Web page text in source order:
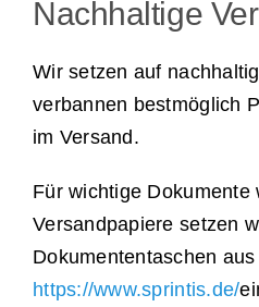
Nachhaltige
Wir setzen auf
verbannen bestmöglich
im Versand.
Für wichtige Dokumente
Versandpapiere setzen
Dokumententaschen
https://www.sprintis.de/